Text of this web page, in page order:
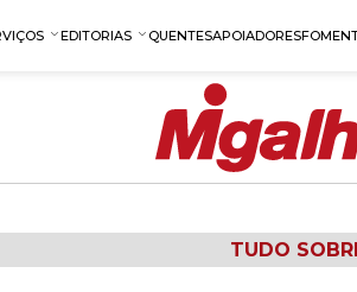
EDITORIAS QUENTESAPOIADORES
TUDO